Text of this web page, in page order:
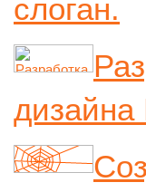
слоган.
дизайна